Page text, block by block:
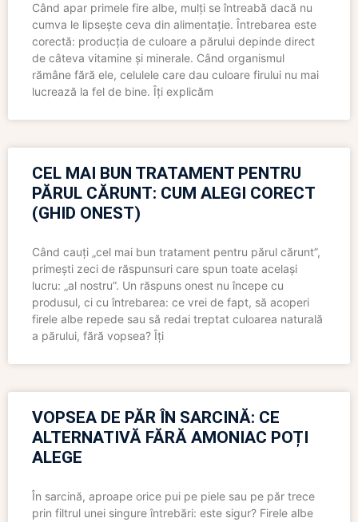
Când apar primele fire albe, mulți se întreabă dacă nu
cumva le lipsește ceva din alimentație. Întrebarea este
corectă: producția de culoare a părului depinde direct
de câteva vitamine și minerale. Când organismul
rămâne fără ele, celulele care dau culoare firului nu mai
lucrează la fel de bine. Îți explicăm
CEL MAI BUN TRATAMENT PENTRU
PĂRUL CĂRUNT: CUM ALEGI CORECT
(GHID ONEST)
Când cauți „cel mai bun tratament pentru părul cărunt”,
primești zeci de răspunsuri care spun toate același
lucru: „al nostru”. Un răspuns onest nu începe cu
produsul, ci cu întrebarea: ce vrei de fapt, să acoperi
firele albe repede sau să redai treptat culoarea naturală
a părului, fără vopsea? Îți
VOPSEA DE PĂR ÎN SARCINĂ: CE
ALTERNATIVĂ FĂRĂ AMONIAC POȚI
ALEGE
În sarcină, aproape orice pui pe piele sau pe păr trece
prin filtrul unei singure întrebări: este sigur? Firele albe